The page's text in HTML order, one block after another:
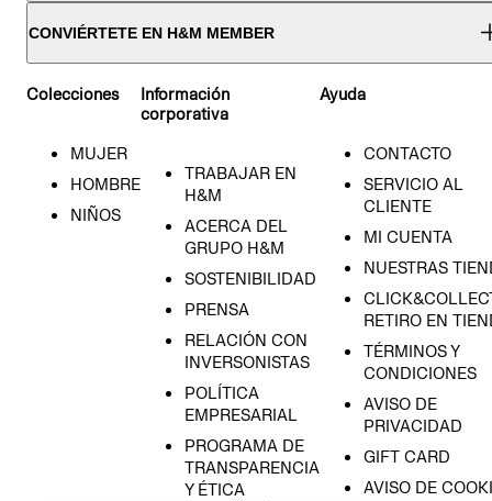
CONVIÉRTETE EN H&M MEMBER
Colecciones
MUJER
HOMBRE
NIÑOS
Información
corporativa
TRABAJAR EN
H&M
ACERCA DEL
GRUPO H&M
SOSTENIBILIDAD
PRENSA
RELACIÓN CON
INVERSONISTAS
POLÍTICA
EMPRESARIAL
PROGRAMA DE
TRANSPARENCIA
Y ÉTICA
Ayuda
CONTACTO
SERVICIO AL
CLIENTE
MI CUENTA
NUESTRAS
RETIRO EN
TÉRMINOS Y
CONDICIONES
AVISO DE
PRIVACIDAD
GIFT CARD
AVISO DE